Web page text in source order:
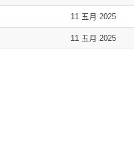
11 五月 2025
11 五月 2025